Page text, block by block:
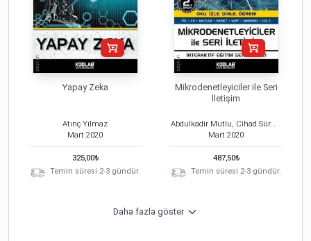
Yapay Zeka
Atınç Yılmaz
Mart 2020
325,00₺
Temin süresi 2-3 gündür.
Mikrodenetleyiciler ile Seri
İletişim
Abdulkadir Mutlu, Cihad Sürmeli
Mart 2020
487,50₺
Temin süresi 2-3 gündür.
Daha fazla göster